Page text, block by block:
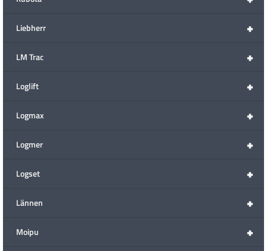
+
Liebherr
+
LM Trac
+
Loglift
+
Logmax
+
Logmer
+
Logset
+
Lännen
+
Moipu